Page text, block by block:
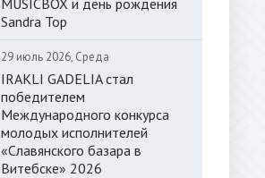
Sandra Top
29 июль 2026, Среда
IRAKLI GADELIA стал
победителем
Международного конкурса
молодых исполнителей
«Славянского базара в
Витебске» 2026